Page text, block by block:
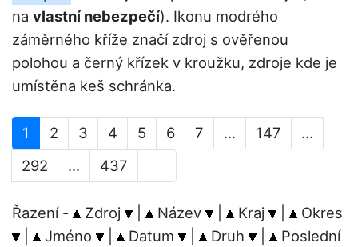
na vlastní nebezpečí). Ikonu modrého
záměrného kříže značí zdroj s ověřenou
polohou a černý křízek v kroužku, zdroje kde je
umístěna keš schránka.
1 2 3 4 5 6 7 ... 147
...
292
... 437
Řazení - Zdroj Název Kraj
Okres
Jméno Datum Druh
Poslední